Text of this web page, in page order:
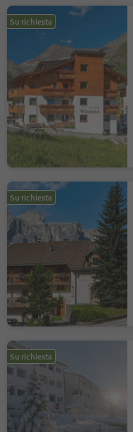
Su richiesta
Su richiesta
Su richiesta